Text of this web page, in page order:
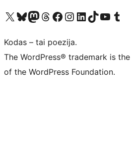
Visit our X (formerly Twitter) account
Apsilankykite mūsų Bluesky paskyroje
Visit our Mastodon account
Apsilankykite mūsų Threads paskyroje
Visit our Facebook page
Visit our Instagram account
Visit our LinkedIn account
Apsilankykite mūsų TikTok
Visit our YouTube
Kodas – tai poezija.
The WordPress® trademark is
of the WordPress Foundation.